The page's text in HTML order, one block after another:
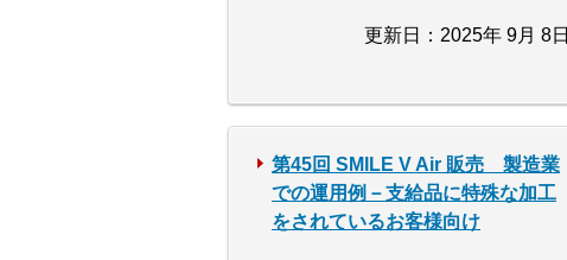
更新日：2025年 9月 8日
第45回 SMILE V Air 販売 製造業
での運用例－支給品に特殊な加工
をされているお客様向け